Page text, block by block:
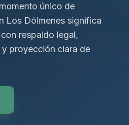
único de
Los Dólmenes significa
respaldo legal,
proyección clara de